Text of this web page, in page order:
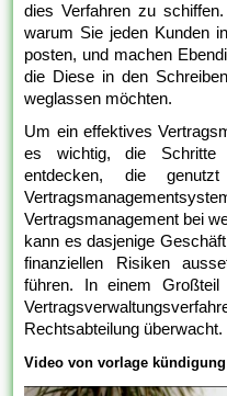
dies Verfahren zu
warum Sie jeden Kunden
posten, und machen
die Diese in den
weglassen möchten.
Um ein effektives
es wichtig, die Schritte
entdecken, die
Vertragsmanagement bei
kann es dasjenige
finanziellen Risiken
führen. In einem
Rechtsabteilung überwacht.
Video von vorlage